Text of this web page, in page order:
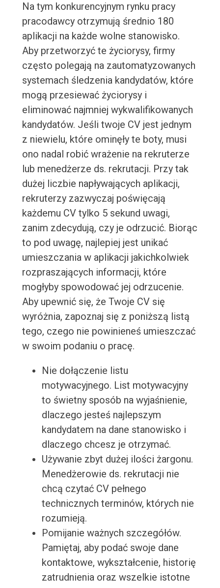
Na tym konkurencyjnym rynku pracy
pracodawcy otrzymują średnio 180
aplikacji na każde wolne stanowisko.
Aby przetworzyć te życiorysy, firmy
często polegają na zautomatyzowanych
systemach śledzenia kandydatów, które
mogą przesiewać życiorysy i
eliminować najmniej wykwalifikowanych
kandydatów. Jeśli twoje CV jest jednym
z niewielu, które ominęły te boty, musi
ono nadal robić wrażenie na rekruterze
lub menedżerze ds. rekrutacji. Przy tak
dużej liczbie napływających aplikacji,
rekruterzy zazwyczaj poświęcają
każdemu CV tylko 5 sekund uwagi,
zanim zdecydują, czy je odrzucić. Biorąc
to pod uwagę, najlepiej jest unikać
umieszczania w aplikacji jakichkolwiek
rozpraszających informacji, które
mogłyby spowodować jej odrzucenie.
Aby upewnić się, że Twoje CV się
wyróżnia, zapoznaj się z poniższą listą
tego, czego nie powinieneś umieszczać
w swoim podaniu o pracę.
Nie dołączenie listu
motywacyjnego. List motywacyjny
to świetny sposób na wyjaśnienie,
dlaczego jesteś najlepszym
kandydatem na dane stanowisko i
dlaczego chcesz je otrzymać.
Używanie zbyt dużej ilości żargonu.
Menedżerowie ds. rekrutacji nie
chcą czytać CV pełnego
technicznych terminów, których nie
rozumieją.
Pomijanie ważnych szczegółów.
Pamiętaj, aby podać swoje dane
kontaktowe, wykształcenie, historię
zatrudnienia oraz wszelkie istotne